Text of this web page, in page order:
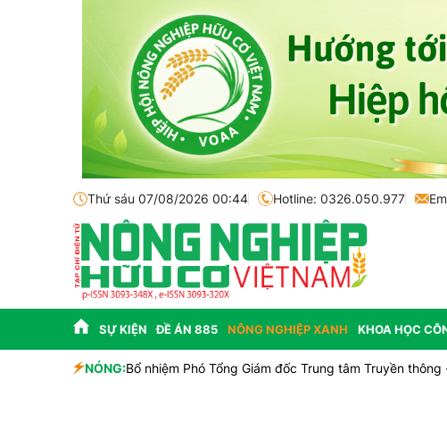
Thứ sáu 07/08/2026 00:44 Hotline: 0326.050.977
SỰ KIỆN ĐỀ ÁN 885 NÔNG NGHIỆP XANH KHOA HỌC
NÓNG:Bổ nhiệm Phó Tổng Giám đốc Trung tâm Truyền